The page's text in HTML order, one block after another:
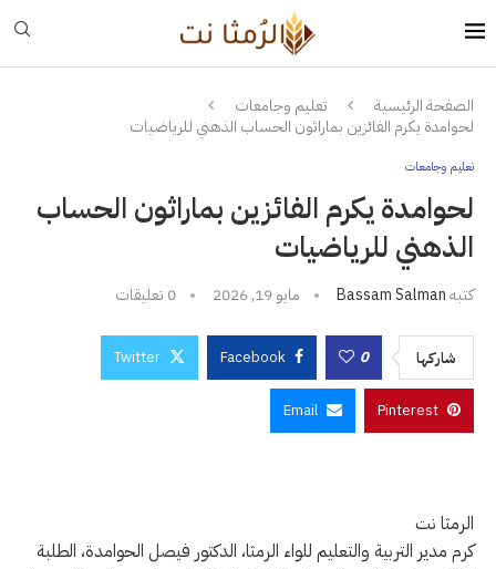
الصفحة الرئيسية
تعليم وجامعات
لحوامدة يكرم الفائزين بماراثون الحساب الذهني للرياضيات
تعليم وجامعات
لحوامدة يكرم الفائزين بماراثون الحساب
الذهني للرياضيات
كتبهBassam Salman مايو 19, 2026 0 تعليقات
شاركها 0
Facebook
Twitter
Pinterest
Email
الرمثا نت
كرم مدير التربية والتعليم للواء الرمثا، الدكتور فيصل الحوامدة، الطلبة